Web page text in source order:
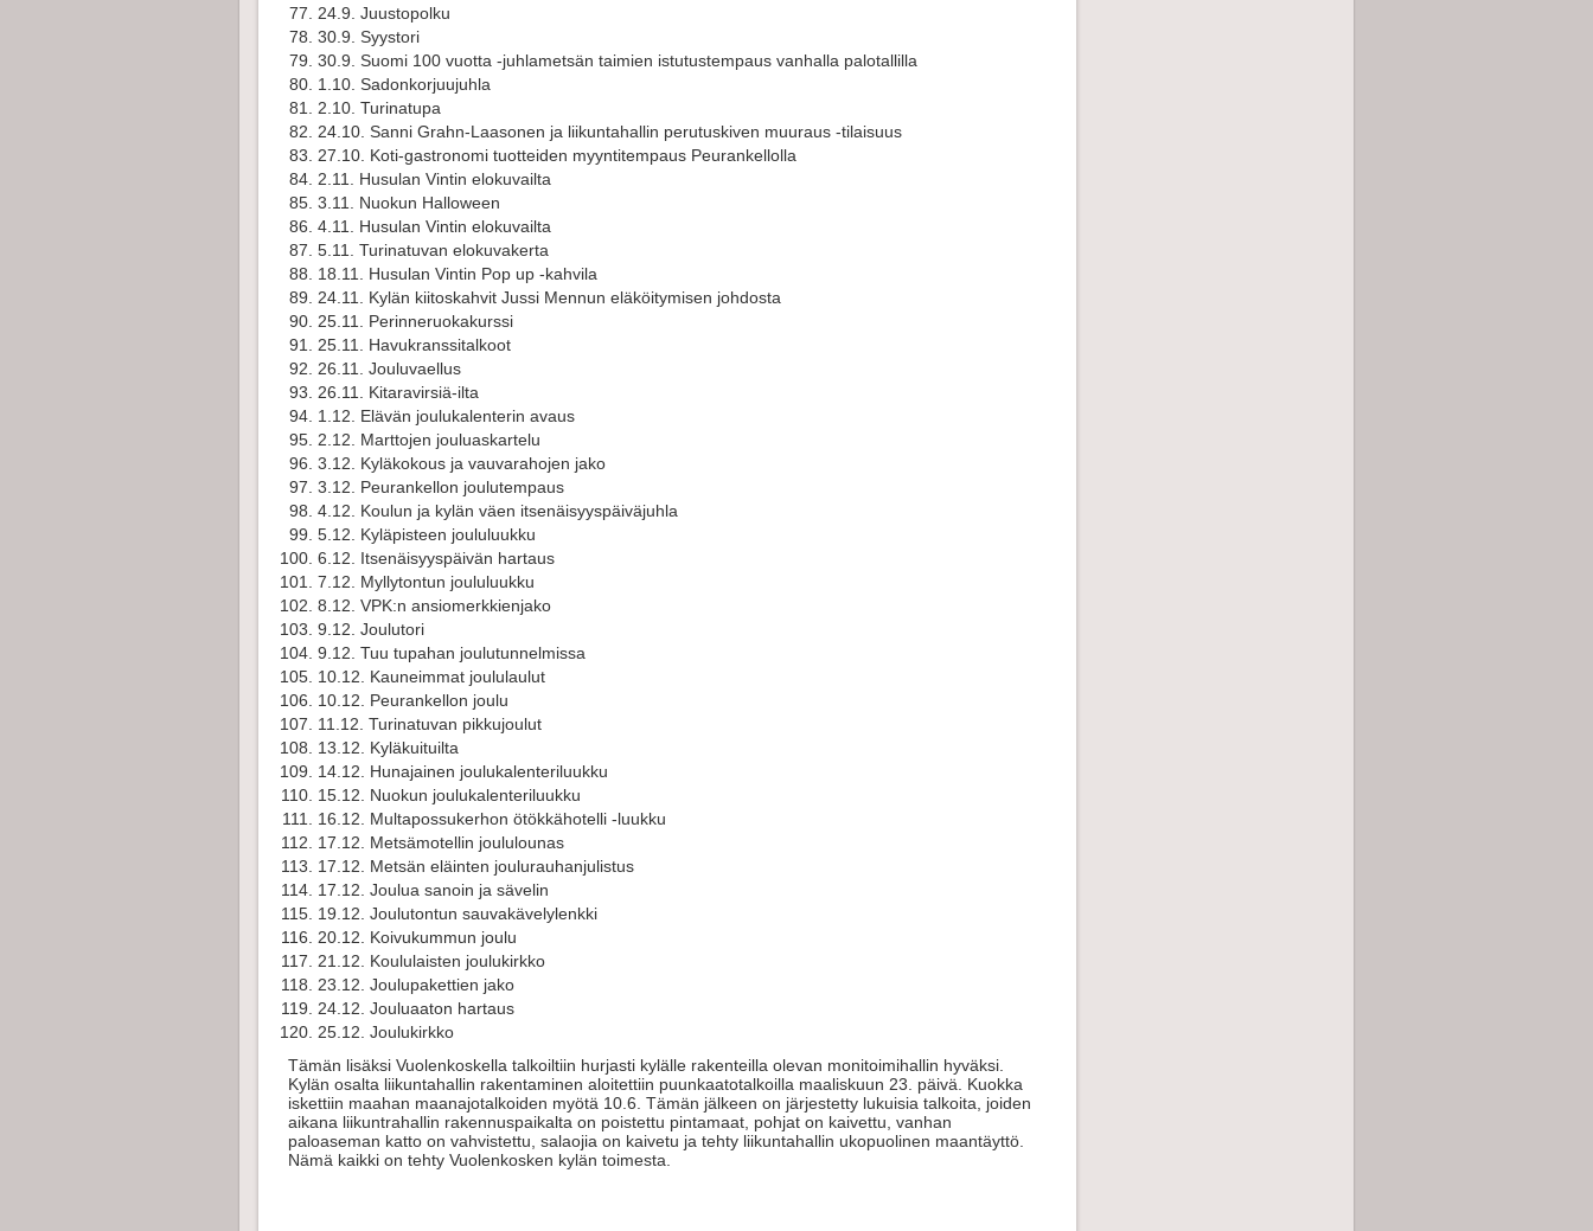
24.9. Juustopolku
30.9. Syystori
30.9. Suomi 100 vuotta -juhlametsän taimien istutustempaus vanhalla palotallilla
1.10. Sadonkorjuujuhla
2.10. Turinatupa
24.10. Sanni Grahn-Laasonen ja liikuntahallin perutuskiven muuraus -tilaisuus
27.10. Koti-gastronomi tuotteiden myyntitempaus Peurankellolla
2.11. Husulan Vintin elokuvailta
3.11. Nuokun Halloween
4.11. Husulan Vintin elokuvailta
5.11. Turinatuvan elokuvakerta
18.11. Husulan Vintin Pop up -kahvila
24.11. Kylän kiitoskahvit Jussi Mennun eläköitymisen johdosta
25.11. Perinneruokakurssi
25.11. Havukranssitalkoot
26.11. Jouluvaellus
26.11. Kitaravirsiä-ilta
1.12. Elävän joulukalenterin avaus
2.12. Marttojen jouluaskartelu
3.12. Kyläkokous ja vauvarahojen jako
3.12. Peurankellon joulutempaus
4.12. Koulun ja kylän väen itsenäisyyspäiväjuhla
5.12. Kyläpisteen joululuukku
6.12. Itsenäisyyspäivän hartaus
7.12. Myllytontun joululuukku
8.12. VPK:n ansiomerkkienjako
9.12. Joulutori
9.12. Tuu tupahan joulutunnelmissa
10.12. Kauneimmat joululaulut
10.12. Peurankellon joulu
11.12. Turinatuvan pikkujoulut
13.12. Kyläkuituilta
14.12. Hunajainen joulukalenteriluukku
15.12. Nuokun joulukalenteriluukku
16.12. Multapossukerhon ötökkähotelli -luukku
17.12. Metsämotellin joululounas
17.12. Metsän eläinten joulurauhanjulistus
17.12. Joulua sanoin ja sävelin
19.12. Joulutontun sauvakävelylenkki
20.12. Koivukummun joulu
21.12. Koululaisten joulukirkko
23.12. Joulupakettien jako
24.12. Jouluaaton hartaus
25.12. Joulukirkko
Tämän lisäksi Vuolenkoskella talkoiltiin hurjasti kylälle rakenteilla olevan monitoimihallin hyväksi.
Kylän osalta liikuntahallin rakentaminen aloitettiin puunkaatotalkoilla maaliskuun 23. päivä. Kuokka
iskettiin maahan maanajotalkoiden myötä 10.6. Tämän jälkeen on järjestetty lukuisia talkoita, joiden
aikana liikuntrahallin rakennuspaikalta on poistettu pintamaat, pohjat on kaivettu, vanhan
paloaseman katto on vahvistettu, salaojia on kaivetu ja tehty liikuntahallin ukopuolinen maantäyttö.
Nämä kaikki on tehty Vuolenkosken kylän toimesta.